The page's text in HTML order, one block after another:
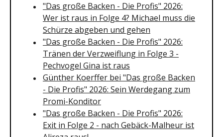
"Das große Backen - Die Profis" 2026:
Wer ist raus in Folge 4? Michael muss die
Schürze abgeben und gehen
"Das große Backen - Die Profis" 2026:
Tränen der Verzweiflung in Folge 3 -
Pechvogel Gina ist raus
Günther Koerffer bei "Das große Backen
- Die Profis" 2026: Sein Werdegang zum
Promi-Konditor
"Das große Backen - Die Profis" 2026:
Exit in Folge 2 - nach Gebäck-Malheur ist